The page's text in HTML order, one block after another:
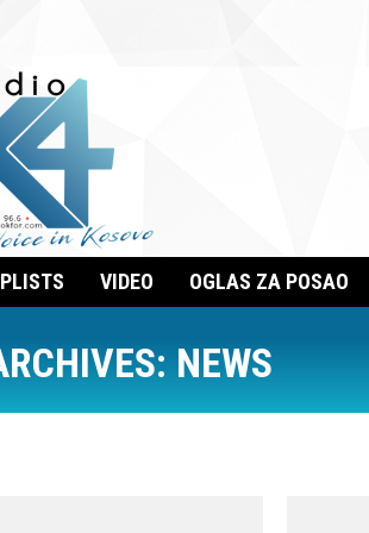
VIDEO OGLAS ZA POSAO
NEWS